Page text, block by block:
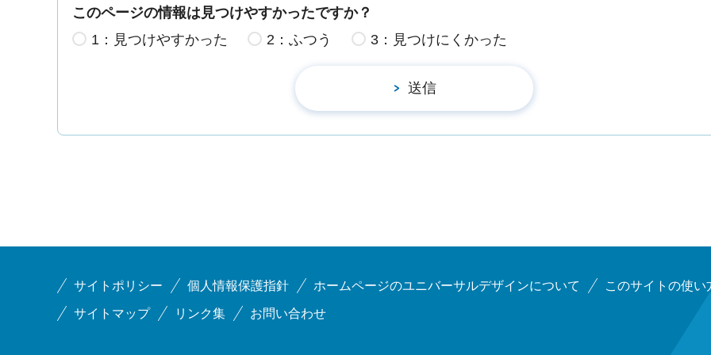
このページの情報は見つけやすかったですか？
1：見つけやすかった
2：ふつう 3：見つけにくかった
サイトポリシー 個人情報保護指針 ホームページのユニバーサルデザインについて このサイトの使い
サイトマップ リンク集 お問い合わせ